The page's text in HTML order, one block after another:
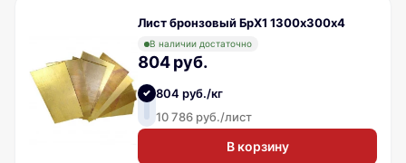
Лист бронзовый БрХ1 1300х300х4
В наличии достаточно
804 руб.
804 руб./кг
10 786 руб./лист
В корзину